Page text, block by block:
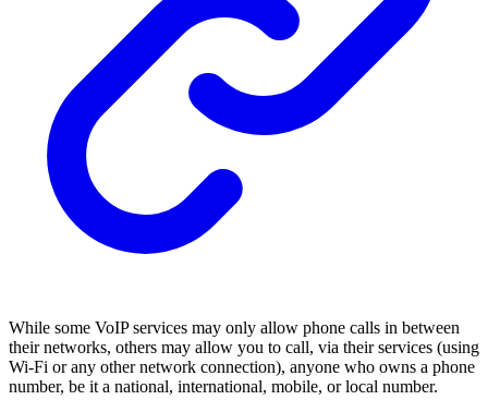
While some VoIP services may only allow phone calls in between
their networks, others may allow you to call, via their services (using
Wi-Fi or any other network connection), anyone who owns a phone
number, be it a national, international, mobile, or local number.